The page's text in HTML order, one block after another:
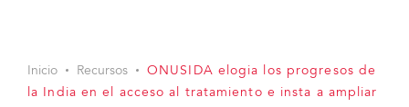
Inicio Recursos
ONUSIDA elogia los progresos de
la India en el acceso al tratamiento e insta a ampliar